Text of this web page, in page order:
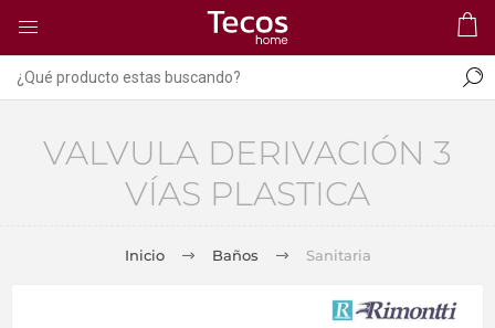
VALVULA DERIVACIÓN 3
VÍAS PLASTICA
Inicio Baños Sanitaria